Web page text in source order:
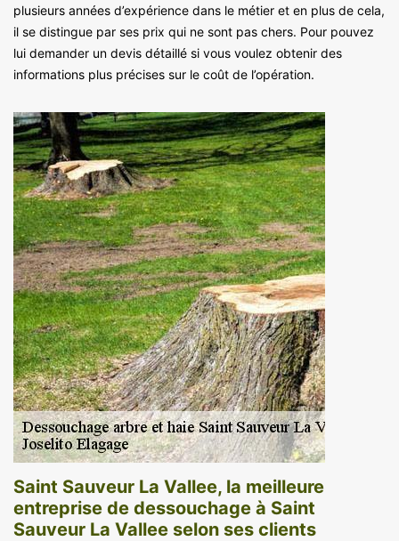
plusieurs années d’expérience dans le métier et en plus de cela,
il se distingue par ses prix qui ne sont pas chers. Pour pouvez
lui demander un devis détaillé si vous voulez obtenir des
informations plus précises sur le coût de l’opération.
Saint Sauveur La Vallee, la meilleure
entreprise de dessouchage à Saint
Sauveur La Vallee selon ses clients